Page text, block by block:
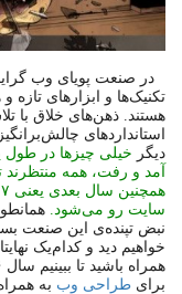
در صنعت پویای وب
تکنیک‌ها و ابزارهای
هستند. ذهن‌های خلاق با
استانداردهای
دیگر
همچنین سال بعدی یعنی ۲۰۱۷ چه چیزهایی برای دنیای
سایت رو می‌شود.
نبض تپنده‌ی این صنعت
خواهیم دید و کدام‌یک
برای طراحی وب به